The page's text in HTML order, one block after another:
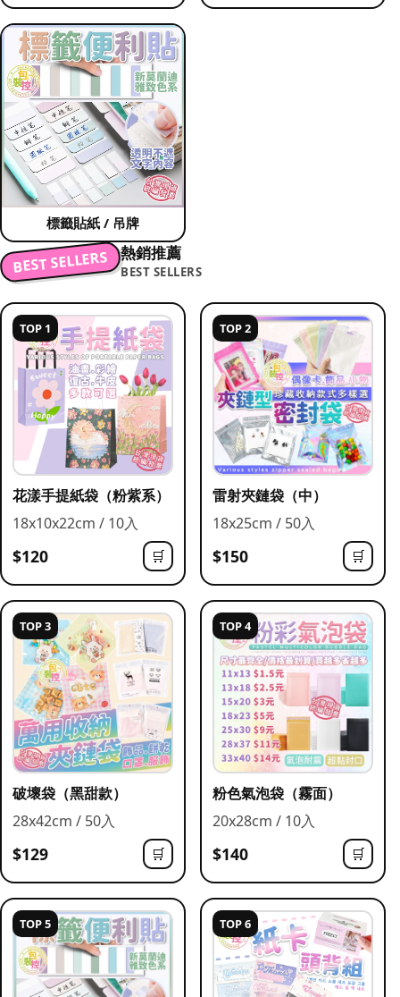
標籤貼紙 / 吊牌
BEST SELLERS 熱銷推薦
BEST SELLERS
TOP 1
花漾手提紙袋（粉紫系）
18x10x22cm / 10入
$120 🛒
TOP 2
雷射夾鏈袋（中）
18x25cm / 50入
$150 🛒
TOP 3
破壞袋（黑甜款）
28x42cm / 50入
$129 🛒
TOP 4
粉色氣泡袋（霧面）
20x28cm / 10入
$140 🛒
TOP 5 TOP 6